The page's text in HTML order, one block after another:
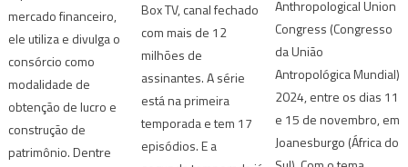
mercado financeiro,
ele utiliza e divulga o
consórcio como
modalidade de
obtenção de lucro e
construção de
patrimônio. Dentre
Box TV, canal fechado
com mais de 12
milhões de
assinantes. A série
está na primeira
temporada e tem 17
episódios. E a
Anthropological Union
Congress (Congresso
da União
Antropológica Mundial)
2024, entre os dias 11
e 15 de novembro, em
Joanesburgo (África do